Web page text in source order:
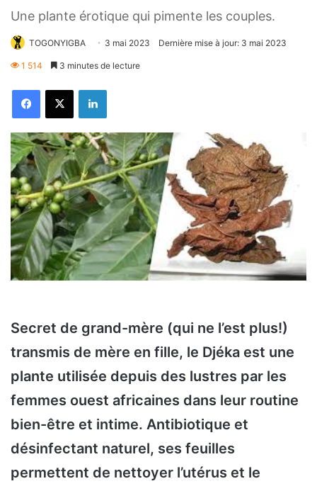
Une plante érotique qui pimente les couples.
TOGONYIGBA 3 mai 2023 Dernière mise à jour: 3 mai 2023
1 514 3 minutes de lecture
FacebookX Linkedin
Secret de grand-mère (qui ne l’est plus!)
transmis de mère en fille, le Djéka est une
plante utilisée depuis des lustres par les
femmes ouest africaines dans leur routine
bien-être et intime. Antibiotique et
désinfectant naturel, ses feuilles
permettent de nettoyer l’utérus et le